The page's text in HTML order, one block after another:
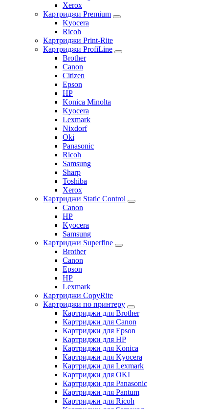
Xerox
Картриджи Premium
Kyocera
Ricoh
Картриджи Print-Rite
Картриджи ProfiLine
Brother
Canon
Citizen
Epson
HP
Konica Minolta
Kyocera
Lexmark
Nixdorf
Oki
Panasonic
Ricoh
Samsung
Sharp
Toshiba
Xerox
Картриджи Static Control
Canon
HP
Kyocera
Samsung
Картриджи Superfine
Brother
Canon
Epson
HP
Lexmark
Картриджи CopyRite
Картриджи по принтеру
Картриджи для Brother
Картриджи для Canon
Картриджи для Epson
Картриджи для HP
Картриджи для Konica
Картриджи для Kyocera
Картриджи для Lexmark
Картриджи для OKI
Картриджи для Panasonic
Картриджи для Pantum
Картриджи для Ricoh